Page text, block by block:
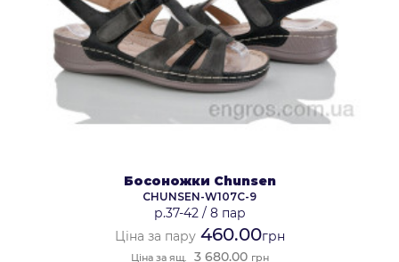
Босоножки Chunsen
CHUNSEN-W107C-9
р.37-42/ 8 пар
Ціна за пару460.00грн
Ціна за ящ. 3 680.00 грн